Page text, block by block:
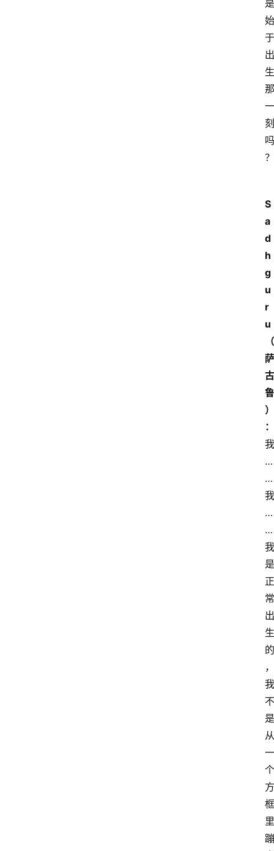
是
始
于
出
生
那
一
刻
吗
？
S
a
d
h
g
u
r
u
（
萨
古
鲁
）
：
我
…
…
我
…
…
我
是
正
常
出
生
的
，
我
不
是
从
一
个
方
框
里
蹦